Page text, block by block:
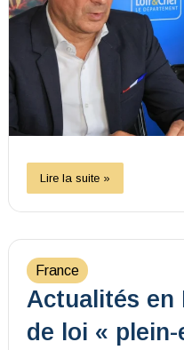
Lire la suite »
France
Actualités en
de loi «